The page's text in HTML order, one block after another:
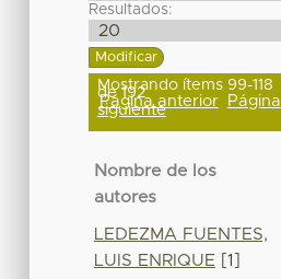
Resultados:
Mostrando ítems 99-118
de 192
Página anterior Página
siguiente
Nombre de los
autores
LEDEZMA FUENTES,
LUIS ENRIQUE [1]